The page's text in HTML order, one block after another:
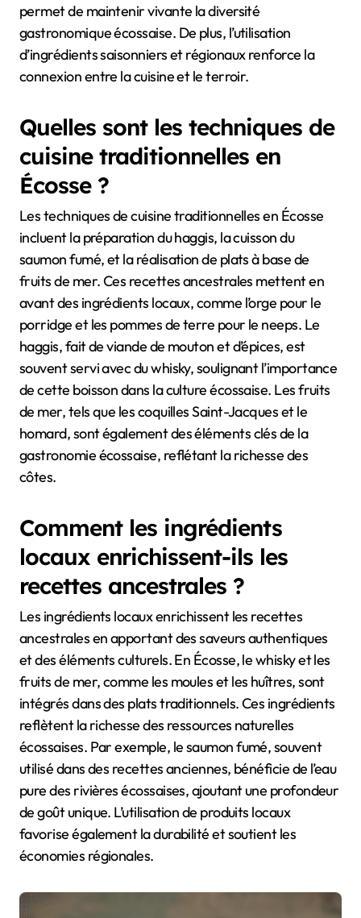
permet de maintenir vivante la diversité
gastronomique écossaise. De plus, l’utilisation
d’ingrédients saisonniers et régionaux renforce la
connexion entre la cuisine et le terroir.
Quelles sont les techniques de
cuisine traditionnelles en
Écosse ?
Les techniques de cuisine traditionnelles en Écosse
incluent la préparation du haggis, la cuisson du
saumon fumé, et la réalisation de plats à base de
fruits de mer. Ces recettes ancestrales mettent en
avant des ingrédients locaux, comme l’orge pour le
porridge et les pommes de terre pour le neeps. Le
haggis, fait de viande de mouton et d’épices, est
souvent servi avec du whisky, soulignant l’importance
de cette boisson dans la culture écossaise. Les fruits
de mer, tels que les coquilles Saint-Jacques et le
homard, sont également des éléments clés de la
gastronomie écossaise, reflétant la richesse des
côtes.
Comment les ingrédients
locaux enrichissent-ils les
recettes ancestrales ?
Les ingrédients locaux enrichissent les recettes
ancestrales en apportant des saveurs authentiques
et des éléments culturels. En Écosse, le whisky et les
fruits de mer, comme les moules et les huîtres, sont
intégrés dans des plats traditionnels. Ces ingrédients
reflètent la richesse des ressources naturelles
écossaises. Par exemple, le saumon fumé, souvent
utilisé dans des recettes anciennes, bénéficie de l’eau
pure des rivières écossaises, ajoutant une profondeur
de goût unique. L’utilisation de produits locaux
favorise également la durabilité et soutient les
économies régionales.